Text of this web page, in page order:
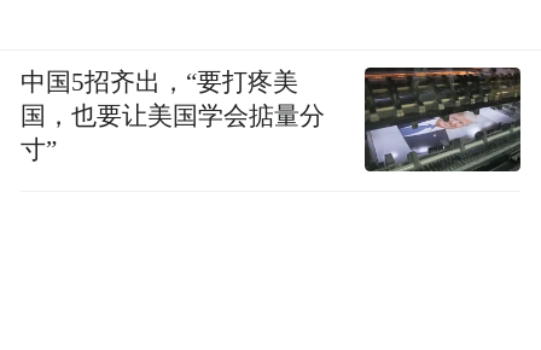
中国5招齐出，“要打疼美
国，也要让美国学会掂量分
寸”